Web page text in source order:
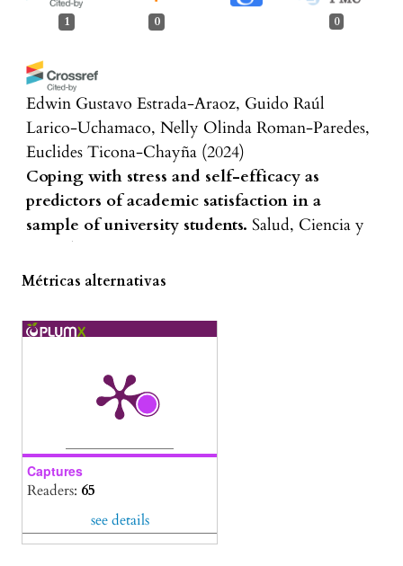
1 0 0
Edwin Gustavo Estrada-Araoz, Guido Raúl
Larico-Uchamaco, Nelly Olinda Roman-Paredes,
Euclides Ticona-Chayña (2024)
Coping with stress and self-efficacy as
predictors of academic satisfaction in a
sample of university students. Salud, Ciencia y
10.56294/saludcyt2024840
Métricas alternativas
Captures
Readers: 65
see details